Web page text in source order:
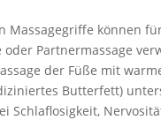
Massagegriffe können
oder Partnermassage
der Füße mit
Butterfett)
Schlaflosigkeit,